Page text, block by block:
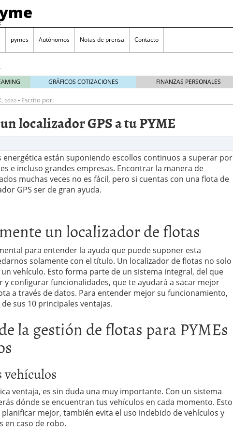
pymes Autónomos Notas de prensa Contacto
vs
29,
de cartón: una inversión rentable para las pymes que venden online
4, 2025
tu negocio en un ecommerce exitoso
GRÁFICOS COTIZACIONES FINANZAS PERSONALES
2022- Escrito por:
localizador GPS a tu PYME
energética están suponiendo escollos continuos a superar por
e incluso grandes empresas. Encontrar la manera de
muchas veces no es fácil, pero si cuentas con una flota de
GPS ser de gran ayuda.
un localizador de flotas
para entender la ayuda que puede suponer esta
solamente con el título. Un localizador de flotas no solo
vehículo. Esto forma parte de un sistema integral, del que
y configurar funcionalidades, que te ayudará a sacar mejor
a través de datos. Para entender mejor su funcionamiento,
sus 10 principales ventajas.
la gestión de flotas para PYMEs
vehículos
ventaja, es sin duda una muy importante. Con un sistema
dónde se encuentran tus vehículos en cada momento. Esto
mejor, también evita el uso indebido de vehículos y
en caso de robo.